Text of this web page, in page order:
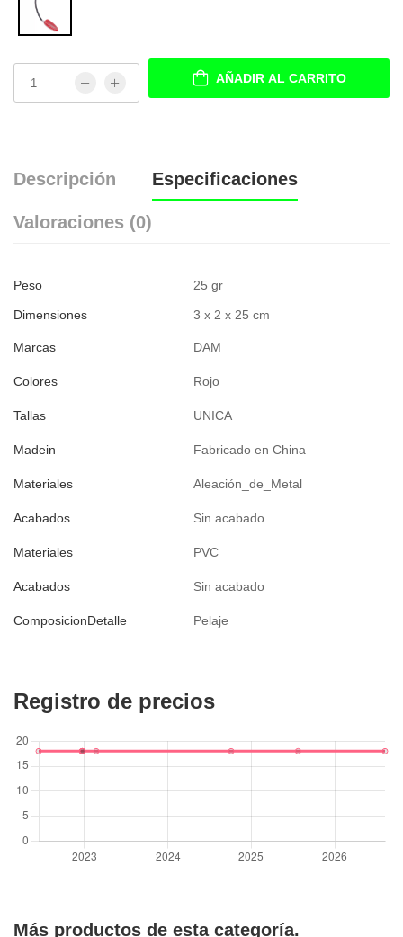
AÑADIR AL CARRITO
Descripción Especificaciones
Valoraciones (0)
Peso 25 gr
Dimensiones 3 x 2 x 25 cm
Marcas DAM
Colores Rojo
Tallas UNICA
Madein Fabricado en China
Materiales Aleación_de_Metal
Acabados Sin acabado
Materiales PVC
Acabados Sin acabado
ComposicionDetalle Pelaje
Registro de precios
Más productos de esta categoría.